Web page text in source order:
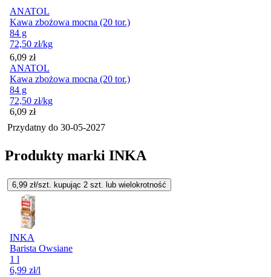
ANATOL
Kawa zbożowa mocna (20 tor.)
84 g
72,50 zł/kg
Cena
6,09 zł
ANATOL
Kawa zbożowa mocna (20 tor.)
84 g
72,50 zł/kg
Cena
6,09 zł
Przydatny do 30-05-2027
Produkty marki INKA
6,99 zł/szt. kupując 2 szt. lub wielokrotność
INKA
Barista Owsiane
1 l
6,99 zł/l